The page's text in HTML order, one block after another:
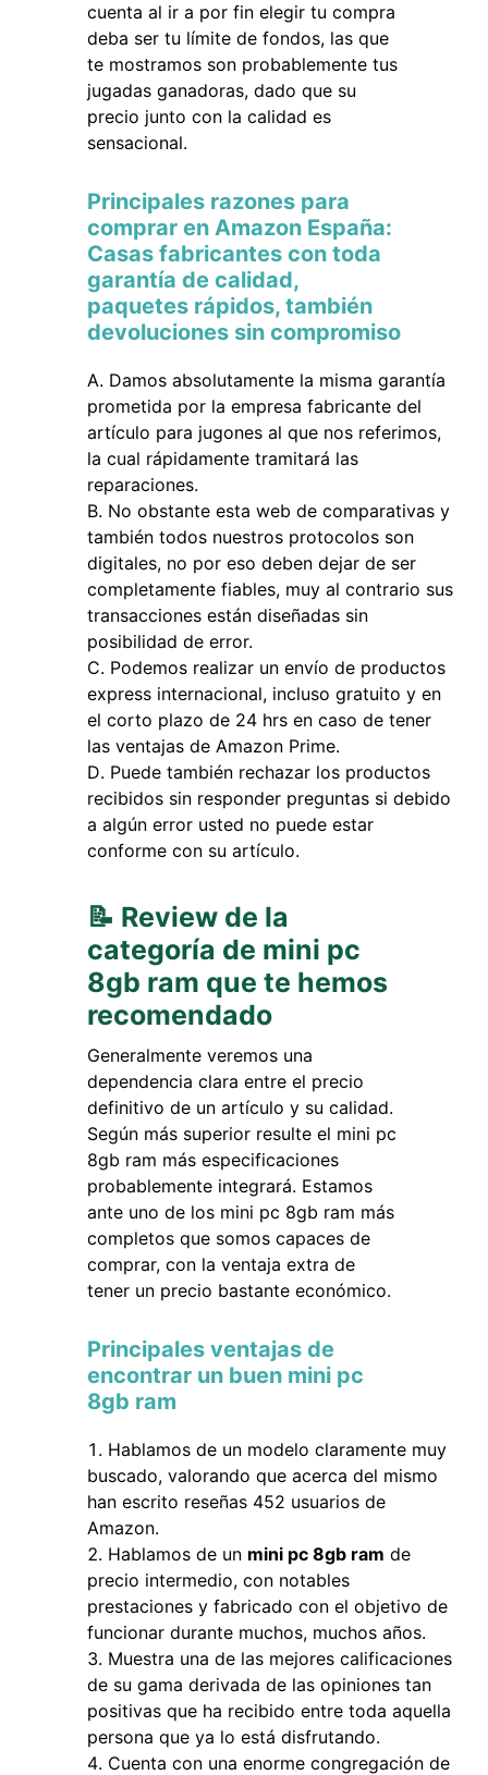
cuenta al ir a por fin elegir tu compra
deba ser tu límite de fondos, las que
te mostramos son probablemente tus
jugadas ganadoras, dado que su
precio junto con la calidad es
sensacional.
Principales razones para
comprar en Amazon España:
Casas fabricantes con toda
garantía de calidad,
paquetes rápidos, también
devoluciones sin compromiso
Damos absolutamente la misma garantía
prometida por la empresa fabricante del
artículo para jugones al que nos referimos,
la cual rápidamente tramitará las
reparaciones.
No obstante esta web de comparativas y
también todos nuestros protocolos son
digitales, no por eso deben dejar de ser
completamente fiables, muy al contrario sus
transacciones están diseñadas sin
posibilidad de error.
Podemos realizar un envío de productos
express internacional, incluso gratuito y en
el corto plazo de 24 hrs en caso de tener
las ventajas de Amazon Prime.
Puede también rechazar los productos
recibidos sin responder preguntas si debido
a algún error usted no puede estar
conforme con su artículo.
📝 Review de la
categoría de mini pc
8gb ram que te hemos
recomendado
Generalmente veremos una
dependencia clara entre el precio
definitivo de un artículo y su calidad.
Según más superior resulte el mini pc
8gb ram más especificaciones
probablemente integrará. Estamos
ante uno de los mini pc 8gb ram más
completos que somos capaces de
comprar, con la ventaja extra de
tener un precio bastante económico.
Principales ventajas de
encontrar un buen mini pc
8gb ram
Hablamos de un modelo claramente muy
buscado, valorando que acerca del mismo
han escrito reseñas 452 usuarios de
Amazon.
Hablamos de un mini pc 8gb ram de
precio intermedio, con notables
prestaciones y fabricado con el objetivo de
funcionar durante muchos, muchos años.
Muestra una de las mejores calificaciones
de su gama derivada de las opiniones tan
positivas que ha recibido entre toda aquella
persona que ya lo está disfrutando.
Cuenta con una enorme congregación de